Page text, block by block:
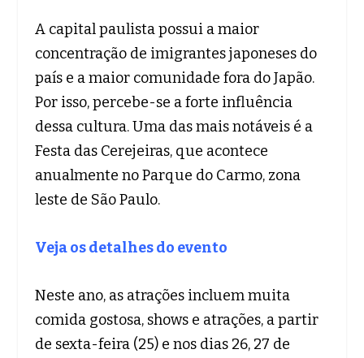
A capital paulista possui a maior
concentração de imigrantes japoneses do
país e a maior comunidade fora do Japão.
Por isso, percebe-se a forte influência
dessa cultura. Uma das mais notáveis é a
Festa das Cerejeiras, que acontece
anualmente no Parque do Carmo, zona
leste de São Paulo.
Veja os detalhes do evento
Neste ano, as atrações incluem muita
comida gostosa, shows e atrações, a partir
de sexta-feira (25) e nos dias 26, 27 de